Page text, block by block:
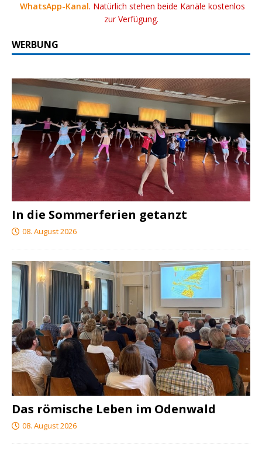
WhatsApp-Kanal. Natürlich stehen beide Kanäle kostenlos
zur Verfügung.
WERBUNG
In die Sommerferien getanzt
08. August 2026
Das römische Leben im Odenwald
08. August 2026